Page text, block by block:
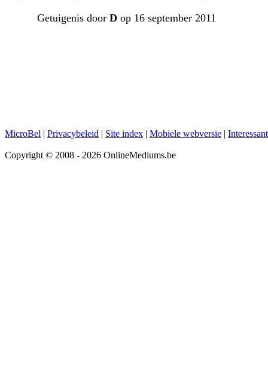
Getuigenis door D op 16 september 2011
MicroBel | Privacybeleid | Site index | Mobiele webversie |
Copyright © 2008 - 2026 OnlineMediums.be